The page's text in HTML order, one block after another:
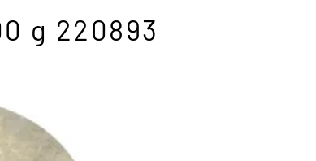
g 220893